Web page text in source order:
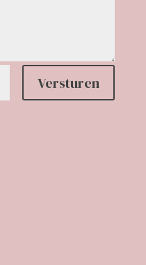
Versturen